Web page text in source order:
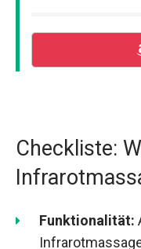
Checkliste:
Funktionalität: